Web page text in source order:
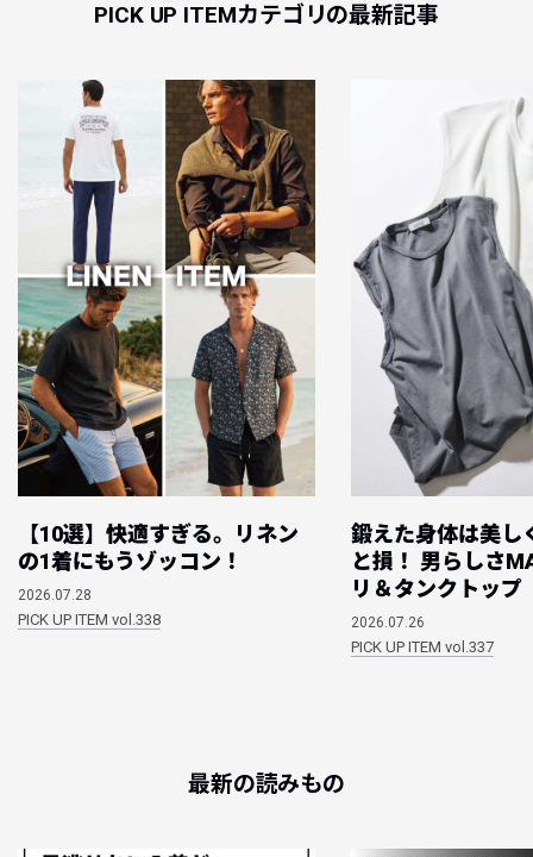
PICK UP ITEMカテゴリの最新記事
【10選】快適すぎる。リネン
の1着にもうゾッコン！
2026.07.28
PICK UP ITEM vol.338
鍛えた身体は美し
と損！ 男らしさ
リ＆タンクトップ
2026.07.26
PICK UP ITEM vol.337
最新の読みもの